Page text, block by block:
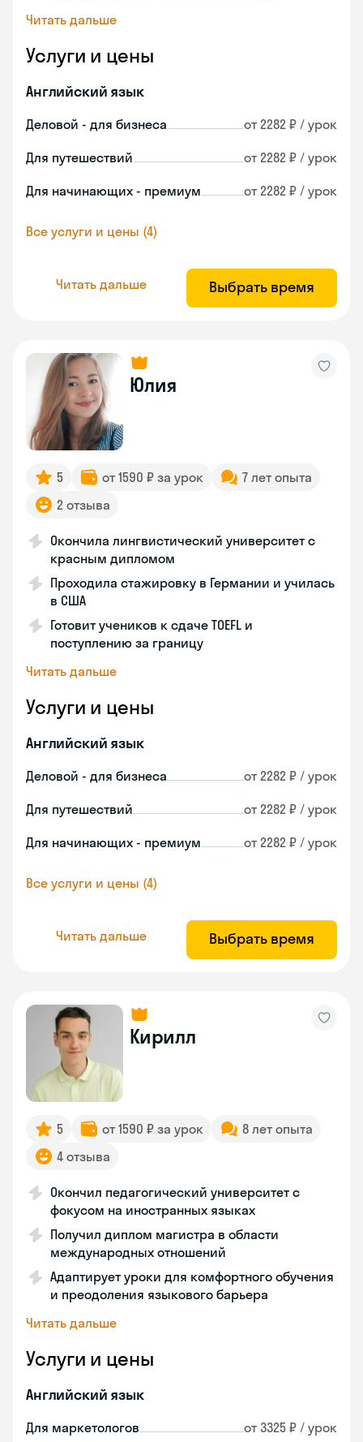
Читать дальше
Услуги и цены
Английский язык
Деловой - для бизнеса от 2282 ₽ / урок
Для путешествий от 2282 ₽ / урок
Для начинающих - премиум от 2282 ₽ / урок
Все услуги и цены (4)
Читать дальше Выбрать время
Юлия
5 от 1590 ₽ за урок
7 лет опыта
2 отзыва
Окончила лингвистический университет с
красным дипломом
Проходила стажировку в Германии и училась
в США
Готовит учеников к сдаче TOEFL и
поступлению за границу
Читать дальше
Услуги и цены
Английский язык
Деловой - для бизнеса от 2282 ₽ / урок
Для путешествий от 2282 ₽ / урок
Для начинающих - премиум от 2282 ₽ / урок
Все услуги и цены (4)
Читать дальше Выбрать время
Кирилл
5 от 1590 ₽ за урок
8 лет опыта
4 отзыва
Окончил педагогический университет с
фокусом на иностранных языках
Получил диплом магистра в области
международных отношений
Адаптирует уроки для комфортного обучения
и преодоления языкового барьера
Читать дальше
Услуги и цены
Английский язык
Для маркетологов от 3325 ₽ / урок